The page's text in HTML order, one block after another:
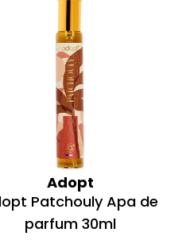
Adopt
Patchouly Apa de
parfum 30ml